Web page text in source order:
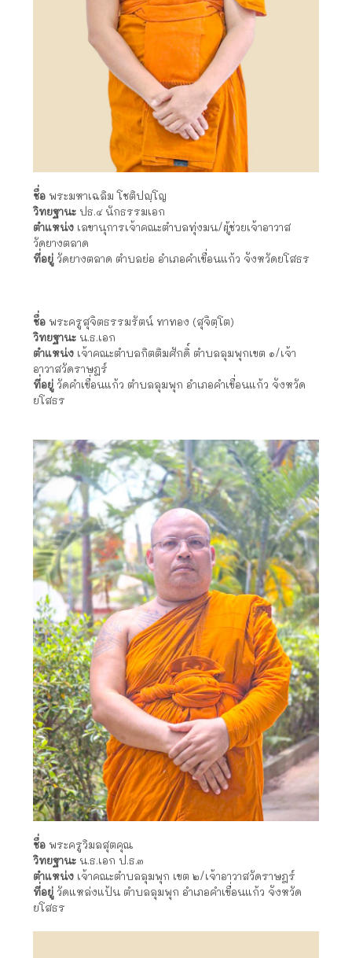
ชื่อ พระมหาเฉลิม โชติปญฺโญ
วิทยฐานะ ปธ.๔ นักธรรมเอก
ตำแหน่ง เลขานุการเจ้าคณะตำบลทุ่งมน/ผู้ช่วยเจ้าอาวาส
วัดยางตลาด
ที่อยู่ วัดยางตลาด ตำบลย่อ อำเภอคำเขื่อนแก้ว จังหวัดยโสธร
ชื่อ พระครูสุจิตธรรมรัตน์ ทาทอง (สุจิตฺโต)
วิทยฐานะ น.ธ.เอก
ตำแหน่ง เจ้าคณะตำบลกิตติมศักดิ์ ตำบลลุมพุกเขต ๑/เจ้า
อาวาสวัดราษฎร์
ที่อยู่ วัดคำเขื่อนแก้ว ตำบลลุมพุก อำเภอคำเขื่อนแก้ว จังหวัด
ยโสธร
ชื่อ พระครูวิมลสุตคุณ
วิทยฐานะ น.ธ.เอก ป.ธ.๓
ตำแหน่ง เจ้าคณะตำบลลุมพุก เขต ๒/เจ้าอาวาสวัดราษฎร์
ที่อยู่ วัดแหล่งแป้น ตำบลลุมพุก อำเภอคำเขื่อนแก้ว จังหวัด
ยโสธร